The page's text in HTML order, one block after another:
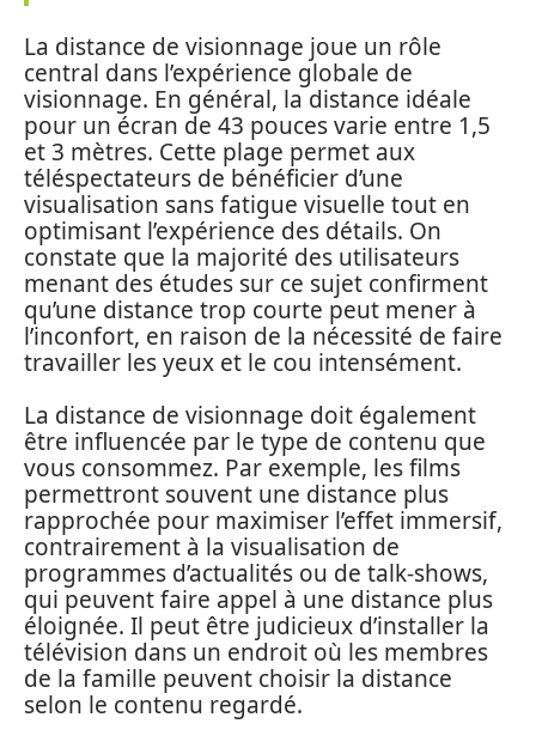
La distance de visionnage joue un rôle
central dans l’expérience globale de
visionnage. En général, la distance idéale
pour un écran de 43 pouces varie entre 1,5
et 3 mètres. Cette plage permet aux
téléspectateurs de bénéficier d’une
visualisation sans fatigue visuelle tout en
optimisant l’expérience des détails. On
constate que la majorité des utilisateurs
menant des études sur ce sujet confirment
qu’une distance trop courte peut mener à
l’inconfort, en raison de la nécessité de faire
travailler les yeux et le cou intensément.
La distance de visionnage doit également
être influencée par le type de contenu que
vous consommez. Par exemple, les films
permettront souvent une distance plus
rapprochée pour maximiser l’effet immersif,
contrairement à la visualisation de
programmes d’actualités ou de talk-shows,
qui peuvent faire appel à une distance plus
éloignée. Il peut être judicieux d’installer la
télévision dans un endroit où les membres
de la famille peuvent choisir la distance
selon le contenu regardé.